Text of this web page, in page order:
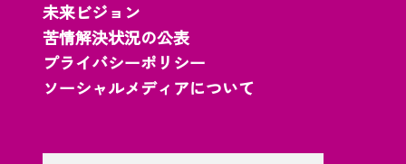
未来ビジョン
苦情解決状況の公表
プライバシーポリシー
ソーシャルメディアについて